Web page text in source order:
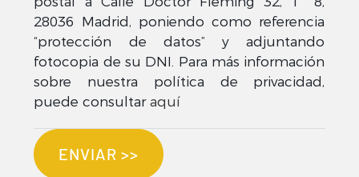
28036 Madrid, poniendo como referencia
“protección de datos” y adjuntando
fotocopia de su DNI. Para más información
sobre nuestra política de privacidad,
puede consultaraquí
ENVIAR >>